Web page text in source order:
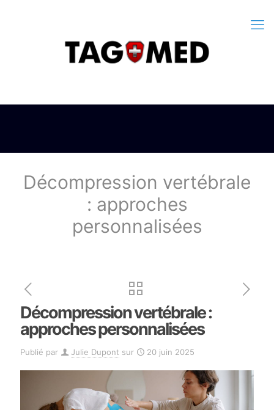
Décompression vertébrale
: approches
personnalisées
Décompression vertébrale :
approches personnalisées
Publié par Julie Dupont sur 20 juin 2025